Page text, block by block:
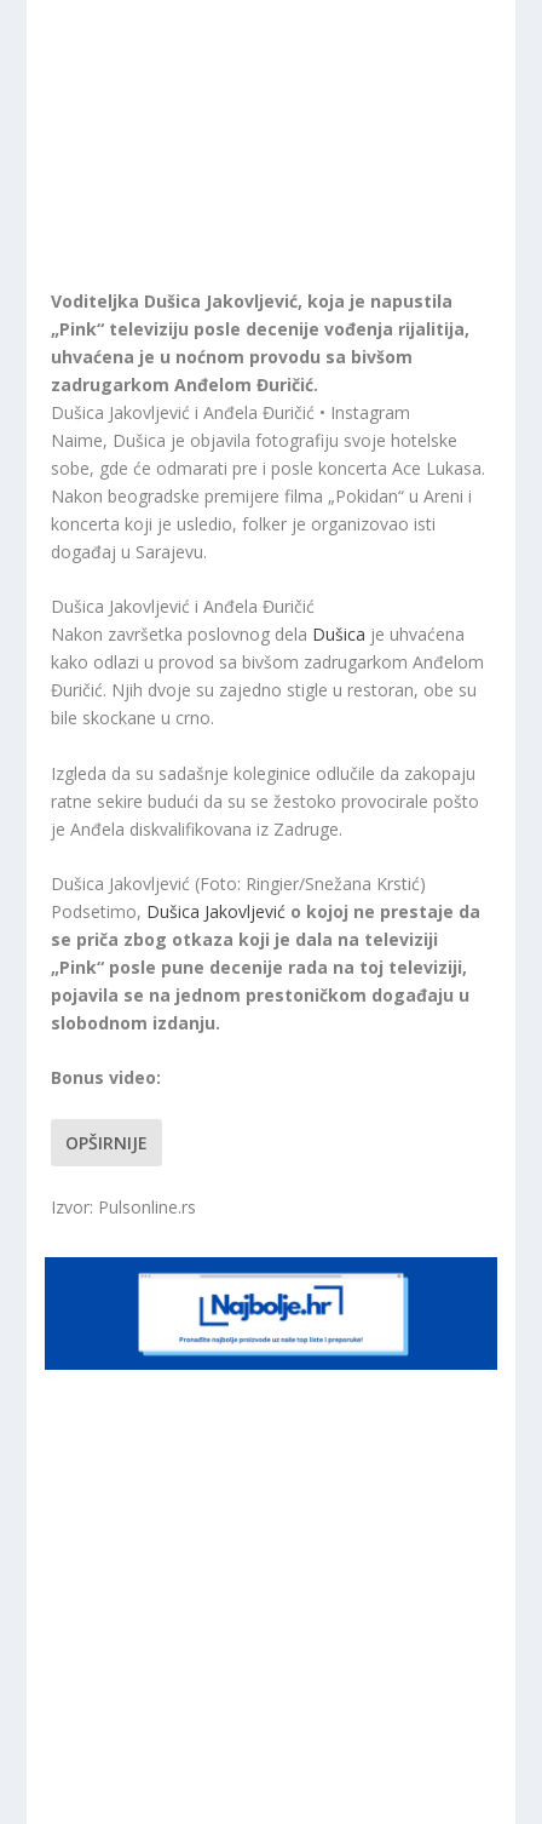
Voditeljka Dušica Jakovljević, koja je napustila
„Pink“ televiziju posle decenije vođenja rijalitija,
uhvaćena je u noćnom provodu sa bivšom
zadrugarkom Anđelom Đuričić.
Dušica Jakovljević i Anđela Đuričić • Instagram
Naime, Dušica je objavila fotografiju svoje hotelske
sobe, gde će odmarati pre i posle koncerta Ace Lukasa.
Nakon beogradske premijere filma „Pokidan“ u Areni i
koncerta koji je usledio, folker je organizovao isti
događaj u Sarajevu.
Dušica Jakovljević i Anđela Đuričić
Nakon završetka poslovnog dela Dušica je uhvaćena
kako odlazi u provod sa bivšom zadrugarkom Anđelom
Đuričić. Njih dvoje su zajedno stigle u restoran, obe su
bile skockane u crno.
Izgleda da su sadašnje koleginice odlučile da zakopaju
ratne sekire budući da su se žestoko provocirale pošto
je Anđela diskvalifikovana iz Zadruge.
Dušica Jakovljević (Foto: Ringier/Snežana Krstić)
Podsetimo, Dušica Jakovljević o kojoj ne prestaje da
se priča zbog otkaza koji je dala na televiziji
„Pink“ posle pune decenije rada na toj televiziji,
pojavila se na jednom prestoničkom događaju u
slobodnom izdanju.
Bonus video:
OPŠIRNIJE
Izvor: Pulsonline.rs